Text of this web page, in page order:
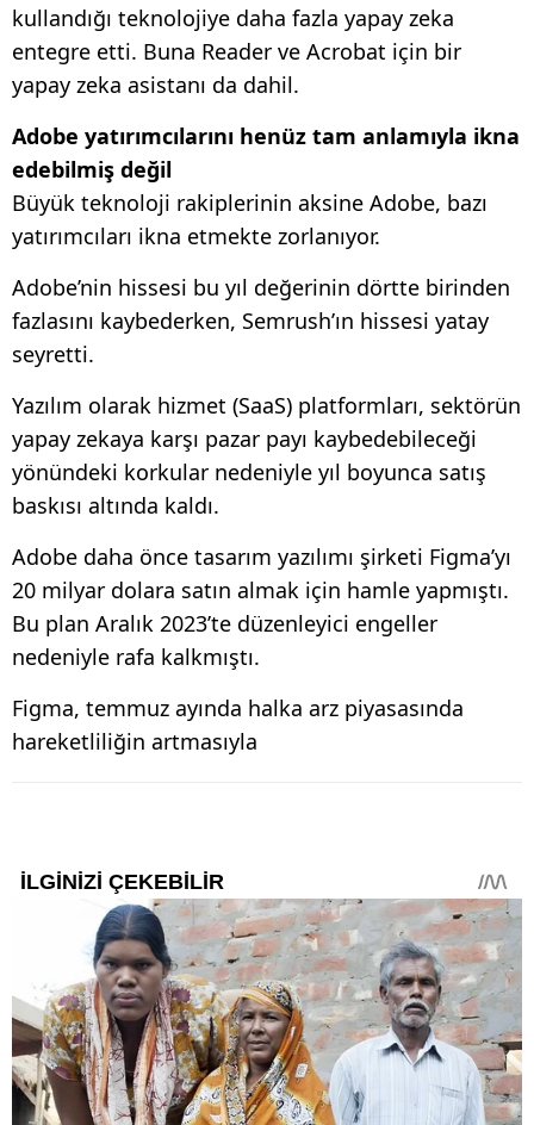
kullandığı teknolojiye daha fazla yapay zeka
entegre etti. Buna Reader ve Acrobat için bir
yapay zeka asistanı da dahil.
Adobe yatırımcılarını henüz tam anlamıyla ikna
edebilmiş değil
Büyük teknoloji rakiplerinin aksine Adobe, bazı
yatırımcıları ikna etmekte zorlanıyor.
Adobe’nin hissesi bu yıl değerinin dörtte birinden
fazlasını kaybederken, Semrush’ın hissesi yatay
seyretti.
Yazılım olarak hizmet (SaaS) platformları, sektörün
yapay zekaya karşı pazar payı kaybedebileceği
yönündeki korkular nedeniyle yıl boyunca satış
baskısı altında kaldı.
Adobe daha önce tasarım yazılımı şirketi Figma’yı
20 milyar dolara satın almak için hamle yapmıştı.
Bu plan Aralık 2023’te düzenleyici engeller
nedeniyle rafa kalkmıştı.
Figma, temmuz ayında halka arz piyasasında
hareketliliğin artmasıyla